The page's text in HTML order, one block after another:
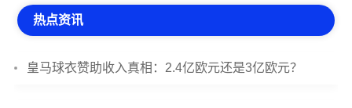
热点资讯
皇马球衣赞助收入真相：2.4亿欧元还是3亿欧元？